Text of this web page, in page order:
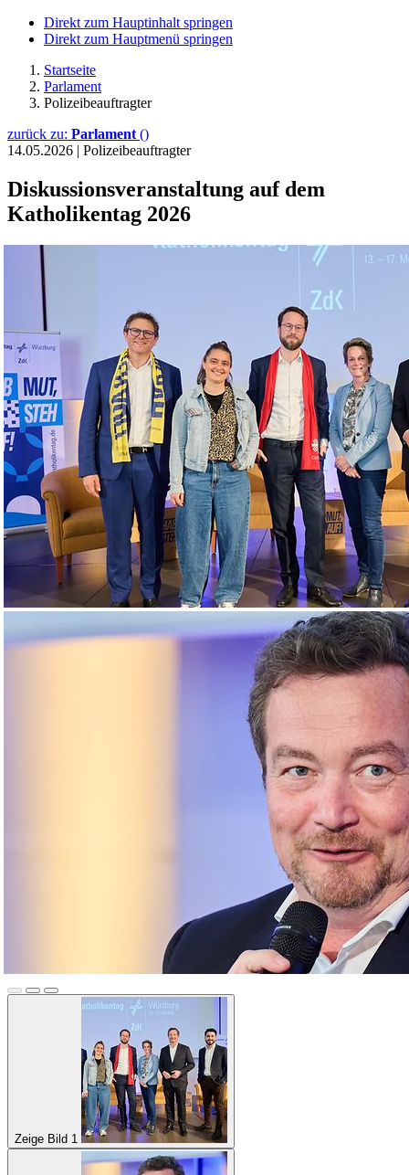
Direkt zum Hauptinhalt springen
Direkt zum Hauptmenü springen
Startseite
Parlament
Polizeibeauftragter
zurück zu: Parlament ()
14.05.2026 | Polizeibeauftragter
Diskussionsveranstaltung auf dem
Katholikentag 2026
Zeige Bild 1